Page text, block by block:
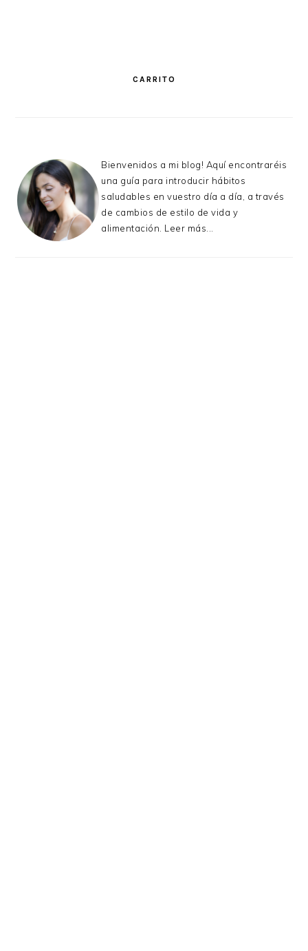
CARRITO
Bienvenidos a mi blog! Aquí encontraréis
una guía para introducir hábitos
saludables en vuestro día a día, a través
de cambios de estilo de vida y
alimentación. Leer más...